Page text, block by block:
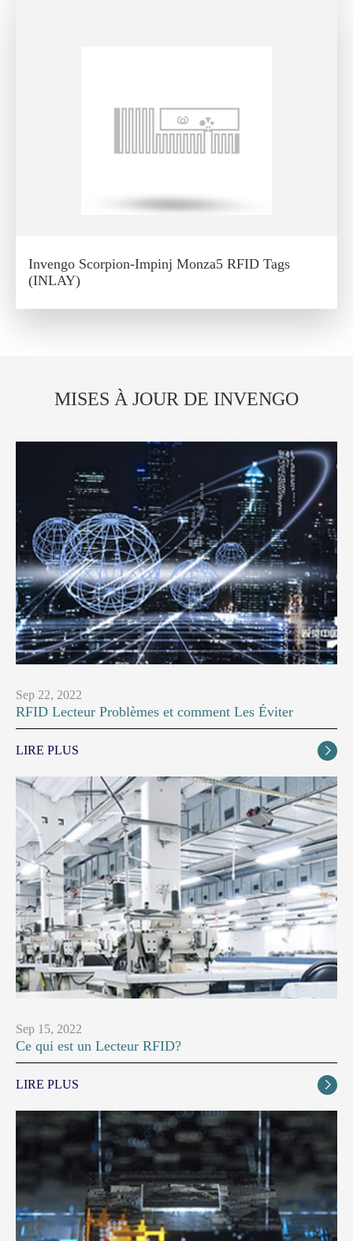
Invengo Scorpion-Impinj Monza5 RFID Tags
(INLAY)
MISES À JOUR DE INVENGO
Sep 22, 2022
RFID Lecteur Problèmes et comment Les Éviter
LIRE PLUS 
Sep 15, 2022
Ce qui est un Lecteur RFID?
LIRE PLUS 